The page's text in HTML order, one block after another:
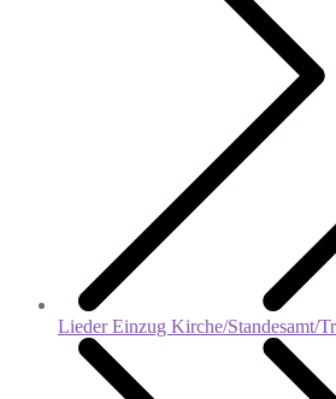
Lieder Einzug Kirche/Standesamt/